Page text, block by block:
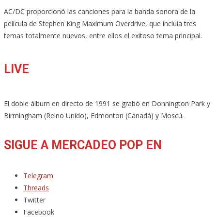
AC/DC proporcionó las canciones para la banda sonora de la
película de Stephen King Maximum Overdrive, que incluía tres
temas totalmente nuevos, entre ellos el exitoso tema principal.
LIVE
El doble álbum en directo de 1991 se grabó en Donnington Park y
Birmingham (Reino Unido), Edmonton (Canadá) y Moscú.
SIGUE A MERCADEO POP EN
Telegram
Threads
Twitter
Facebook